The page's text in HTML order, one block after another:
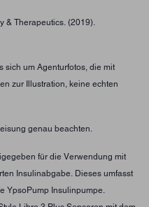
& Therapeutics. (2019).
sich um Agenturfotos, die mit
zur Illustration, keine echten
genau beachten.
für die Verwendung mit
Insulinabgabe. Dieses umfasst
YpsoPump Insulinpumpe.